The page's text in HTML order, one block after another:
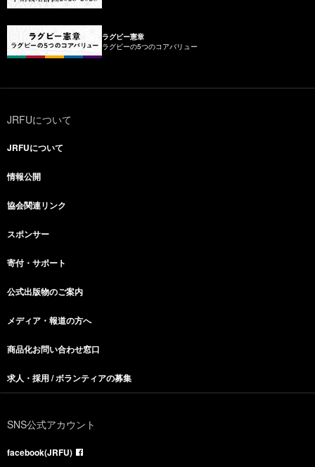
ラグビー憲章
ラグビーの5つのコアバリュー
JRFUについて
JRFUについて
情報公開
協会関連リンク
スポンサー
寄付・サポート
公式出版物のご案内
メディア・報道の方へ
商品化お問い合わせ窓口
求人・採用 / ボランティアの募集
SNS公式アカウント
facebook(JRFU)